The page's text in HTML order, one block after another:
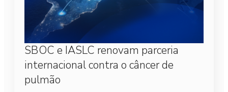
SBOC e IASLC renovam parceria
internacional contra o câncer de
pulmão